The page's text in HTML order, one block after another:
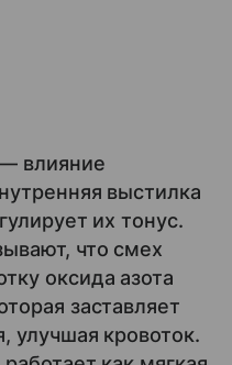
влияние
выстилка
их тонус.
что смех
оксида азота
заставляет
улучшая кровоток.